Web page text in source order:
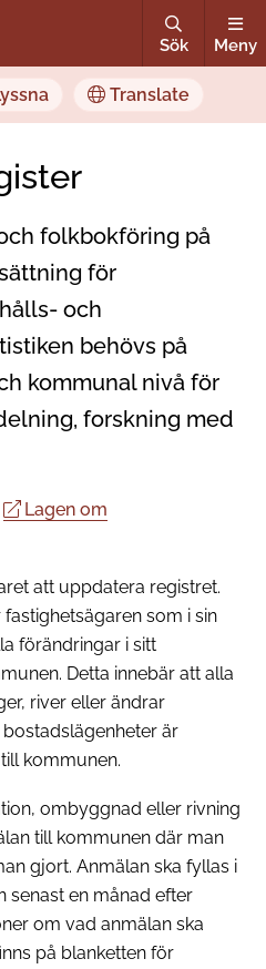
Sök Meny
Translate
folkbokföring på
för
och
behövs på
kommunal nivå för
forskning med
Lagen om
att uppdatera registret.
som i sin
förändringar i sitt
Detta innebär att alla
river eller ändrar
är
kommunen.
ombyggnad eller rivning
till kommunen där man
gjort. Anmälan ska fyllas i
senast en månad efter
om vad anmälan ska
på blanketten för